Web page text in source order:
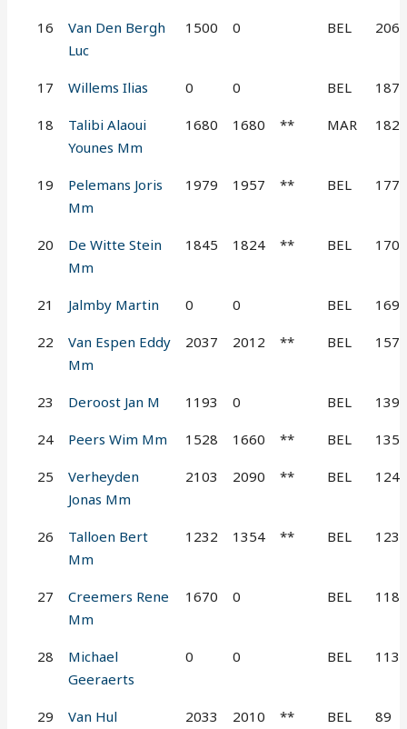
16
Van Den Bergh
Luc
1500 0 BEL 206
17 Willems Ilias 0 0 BEL 187
18
Talibi Alaoui
Younes Mm
1680 1680 ** MAR 182
19
Pelemans Joris
Mm
1979 1957 ** BEL 177
20
De Witte Stein
Mm
1845 1824 ** BEL 170
21 Jalmby Martin 0 0 BEL 169
22
Van Espen Eddy
Mm
2037 2012 ** BEL 157
23 Deroost Jan M 1193 0 BEL 139
24 Peers Wim Mm 1528 1660 ** BEL 135
25
Verheyden
Jonas Mm
2103 2090 ** BEL 124
26
Talloen Bert
Mm
1232 1354 ** BEL 123
27
Creemers Rene
Mm
1670 0 BEL 118
28
Michael
Geeraerts
0 0 BEL 113
29
Van Hul
2033 2010 ** BEL 89